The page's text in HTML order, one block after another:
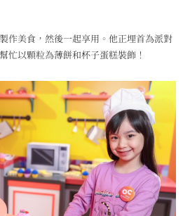
作美食，然後一起享用。他正埋首為派對
忙以顆粒為薄餅和杯子蛋糕裝飾！